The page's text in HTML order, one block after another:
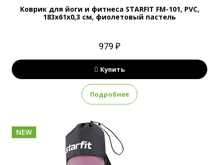
Коврик для йоги и фитнеса STARFIT FM-101, PVC,
183x61x0,3 см, фиолетовый пастель
979 ₽
Купить
Подробнее
NEW